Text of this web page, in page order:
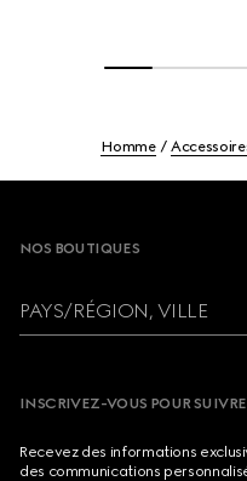
Homme
NOS BOUTIQUES
PAYS/RÉGION, VILLE
INSCRIVEZ-VOUS POUR
Recevez des informations
des communications